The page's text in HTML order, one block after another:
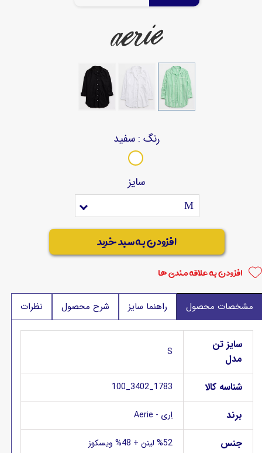
رنگ : سفید
سایز
M
افزودن به سبد خرید
افزودن به علاقه مندی ها
مشخصات محصول راهنما سایز شرح محصول نظرات
سایز تن
مدل
S
شناسه کالا 1783_3402_100
برند اِری - Aerie
جنس %52 لینن + 48% ویسکوز